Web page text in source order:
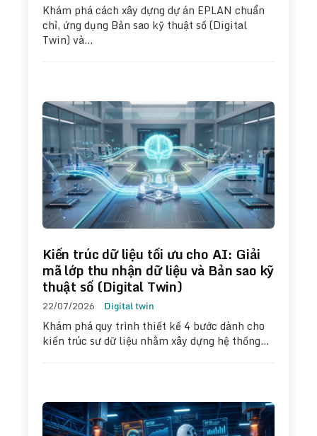
Khám phá cách xây dựng dự án EPLAN chuẩn
chỉ, ứng dụng Bản sao kỹ thuật số (Digital
Twin) và…
Kiến trúc dữ liệu tối ưu cho AI: Giải
mã lớp thu nhận dữ liệu và Bản sao kỹ
thuật số (Digital Twin)
22/07/2026 Digital twin
Khám phá quy trình thiết kế 4 bước dành cho
kiến trúc sư dữ liệu nhằm xây dựng hệ thống…